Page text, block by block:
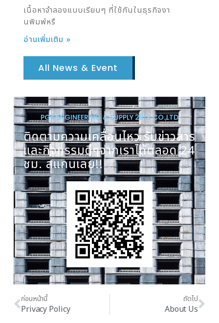
เนื้อหาจำลองแบบเรียบๆ ที่ใช้กันในธุรกิจงา
นพิมพ์หรื
อ่านเพิ่มเติม »
All News & Event
PGK ENGINEERING & SUPPLY 2018 CO.,LTD
ติดตามความเคลื่อนไหว รับข่าวสาร
และกิจกรรมดีๆจากเราได้ตลอด 24
ชม. สแกนเลย!!
ก่อนหน้านี้
Privacy Policy
ถัดไป
About Us